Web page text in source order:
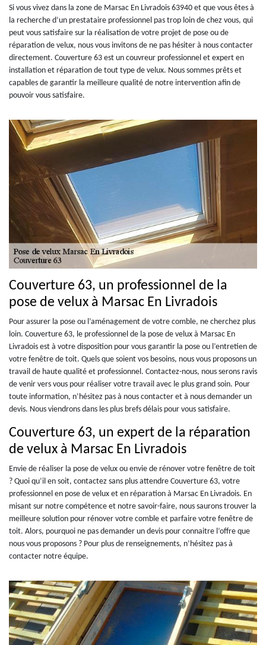
Si vous vivez dans la zone de Marsac En Livradois 63940 et que vous êtes à
la recherche d’un prestataire professionnel pas trop loin de chez vous, qui
peut vous satisfaire sur la réalisation de votre projet de pose ou de
réparation de velux, nous vous invitons de ne pas hésiter à nous contacter
directement. Couverture 63 est un couvreur professionnel et expert en
installation et réparation de tout type de velux. Nous sommes prêts et
capables de garantir la meilleure qualité de notre intervention afin de
pouvoir vous satisfaire.
Couverture 63, un professionnel de la
pose de velux à Marsac En Livradois
Pour assurer la pose ou l’aménagement de votre comble, ne cherchez plus
loin. Couverture 63, le professionnel de la pose de velux à Marsac En
Livradois est à votre disposition pour vous garantir la pose ou l’entretien de
votre fenêtre de toit. Quels que soient vos besoins, nous vous proposons un
travail de haute qualité et professionnel. Contactez-nous, nous serons ravis
de venir vers vous pour réaliser votre travail avec le plus grand soin. Pour
toute information, n’hésitez pas à nous contacter et à nous demander un
devis. Nous viendrons dans les plus brefs délais pour vous satisfaire.
Couverture 63, un expert de la réparation
de velux à Marsac En Livradois
Envie de réaliser la pose de velux ou envie de rénover votre fenêtre de toit
? Quoi qu’il en soit, contactez sans plus attendre Couverture 63, votre
professionnel en pose de velux et en réparation à Marsac En Livradois. En
misant sur notre compétence et notre savoir-faire, nous saurons trouver la
meilleure solution pour rénover votre comble et parfaire votre fenêtre de
toit. Alors, pourquoi ne pas demander un devis pour connaitre l’offre que
nous vous proposons ? Pour plus de renseignements, n’hésitez pas à
contacter notre équipe.